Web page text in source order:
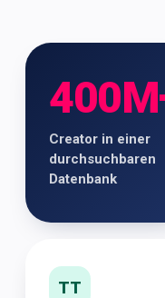
Creator in einer
durchsuchbaren
Datenbank
TT